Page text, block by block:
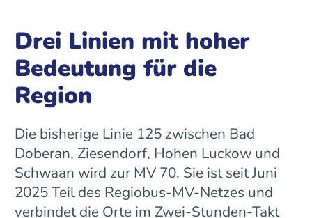
Drei Linien mit hoher
Bedeutung für die
Region
Die bisherige Linie 125 zwischen Bad
Doberan, Ziesendorf, Hohen Luckow und
Schwaan wird zur MV 70. Sie ist seit Juni
2025 Teil des Regiobus-MV-Netzes und
verbindet die Orte im Zwei-Stunden-Takt